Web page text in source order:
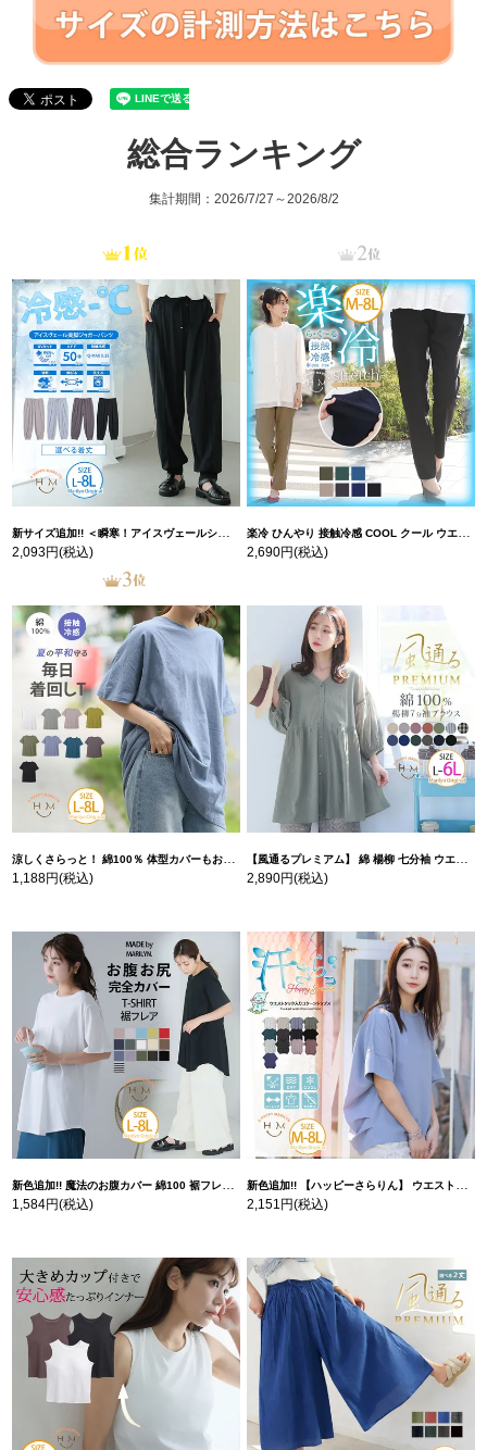
総合ランキング
集計期間：2026/7/27～2026/8/2
新サイズ追加!! ＜瞬寒！アイスヴェールシリーズ＞ 美脚 ジョガーパンツ 【ウェストゴム】 【ストレッチ】 | 大きいサイズの通販ならハッピーマリリン
2,093円(税込)
楽冷 ひんやり 接触冷感 COOL クール ウエストゴム 楽ちん ストレッチ 美脚 レギパン 【ストレッチ】 | 大きいサイズの通販ならハッピーマリリン
2,690円(税込)
涼しくさらっと！ 綿100％ 体型カバーもお洒落も叶える 風合いコットン ゆるシルエット ドルマン | 大きいサイズの通販ならハッピーマリリン
1,188円(税込)
【風通るプレミアム】 綿 楊柳 七分袖 ウエストギャザー ブラウス | 大きいサイズの通販ならハッピーマリリン
2,890円(税込)
新色追加!! 魔法のお腹カバー 綿100 裾フレア Tシャツ | 大きいサイズの通販ならハッピーマリリン
1,584円(税込)
新色追加!! 【ハッピーさらりん】 ウエストタック入り スッキリ魅せ コクーントップス | 大きいサイズの通販ならハッピーマリリン
2,151円(税込)